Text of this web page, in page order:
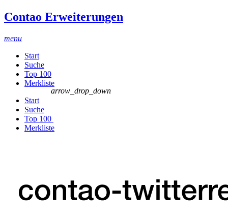
Contao Erweiterungen
menu
Start
Suche
Top 100
Merkliste
Start
Suche
Top 100
arrow_drop_down
Merkliste